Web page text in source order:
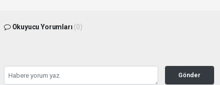
Okuyucu Yorumları (0)
Gönder